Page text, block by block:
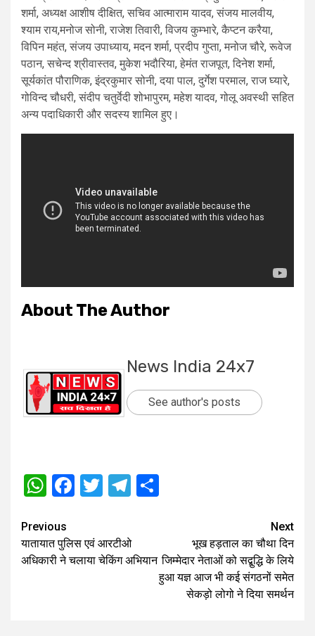
शर्मा, अध्यक्ष आशीष दीक्षित, सचिव आत्माराम यादव, संजय मालवीय,
श्याम राय,मनोज सोनी, राजेश तिवारी, विजय कुम्भारे, कैप्टन करैया,
विपिन महंत, संजय उपाध्याय, मदन शर्मा, प्रदीप गुप्ता, मनोज चौरे, रूवेज
पठान, सचेन्द श्रीवास्तव, मुकेश भदौरिया, हेमंत राजपूत, दिनेश शर्मा,
सूर्यकांत पौराणिक, इंद्रकुमार सोनी, दया पाल, दुर्गेश परमाल, राज घ्यारे,
गोविन्द चौधरी, संदीप चतुर्वेदी शोभापुरम, महेश यादव, गोलू अवस्थी सहित
अन्य पदाधिकारी और सदस्य शामिल हुए।
About The Author
News India 24x7
See author's posts
WhatsApp
Facebook
TwitterTelegram
Post
navigation
Previous
यातायात पुलिस एवं आरटीओ
अधिकारी ने चलाया चेकिंग अभियान
Next
भूख हड़ताल का चौथा दिन
जिम्मेदार नेताओं को सद्बुद्धि के लिये
हुआ यज्ञ आज भी कई संगठनों समेत
सेकड़ो लोगो ने दिया समर्थन